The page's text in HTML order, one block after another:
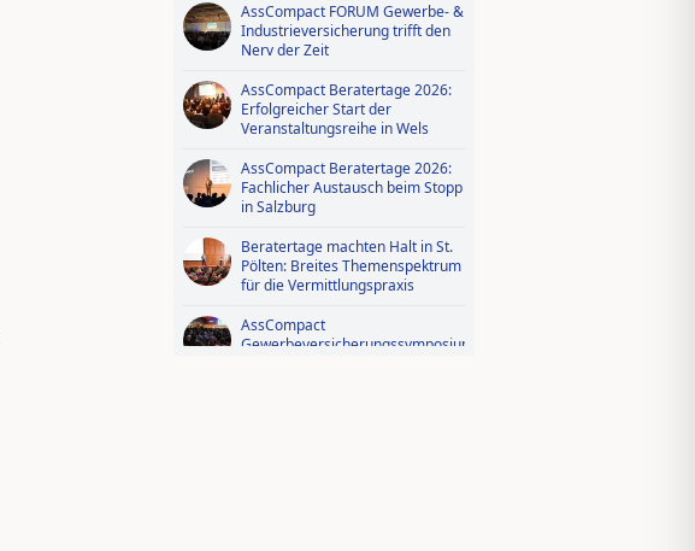
AssCompact FORUM Gewerbe- &
Industrieversicherung trifft den
Nerv der Zeit
AssCompact Beratertage 2026:
Erfolgreicher Start der
Veranstaltungsreihe in Wels
AssCompact Beratertage 2026:
Fachlicher Austausch beim Stopp
in Salzburg
Beratertage machten Halt in St.
Pölten: Breites Themenspektrum
für die Vermittlungspraxis
AssCompact
Gewerbeversicherungssymposium